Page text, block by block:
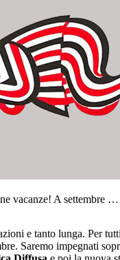
vacanze! A settembre …
e tanto lunga. Per
Saremo impegnati